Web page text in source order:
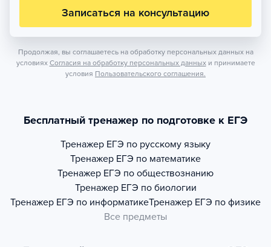
Записаться на консультацию
Продолжая, вы соглашаетесь на обработку персональных данных на
условиях Согласия на обработку персональных данных и принимаете
условия Пользовательского соглашения.
Бесплатный тренажер по подготовке к ЕГЭ
Тренажер ЕГЭ по русскому языку
Тренажер ЕГЭ по математике
Тренажер ЕГЭ по обществознанию
Тренажер ЕГЭ по биологии
Тренажер ЕГЭ по информатикеТренажер ЕГЭ по физике
Все предметы